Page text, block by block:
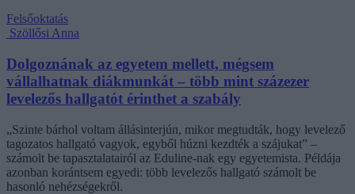
Felsőoktatás
Szöllősi Anna
Dolgoznának az egyetem mellett, mégsem
vállalhatnak diákmunkát – több mint százezer
levelezős hallgatót érinthet a szabály
„Szinte bárhol voltam állásinterjún, mikor megtudták, hogy levelező
tagozatos hallgató vagyok, egyből húzni kezdték a szájukat” –
számolt be tapasztalatairól az Eduline-nak egy egyetemista. Példája
azonban korántsem egyedi: több levelezős hallgató számolt be
hasonló nehézségekről.